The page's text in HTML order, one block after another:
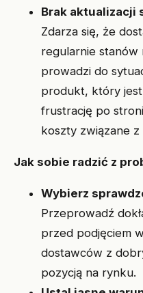
Brak aktualizacji
Zdarza się, że
regularnie stanów
prowadzi do
produkt, który
frustrację po
koszty związane
Jak sobie radzić z
Wybierz
Przeprowadź
przed podjęciem
dostawców z
pozycją na rynku.